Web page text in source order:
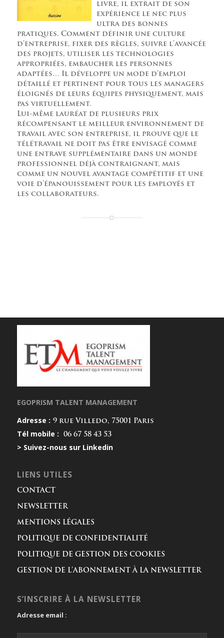
livre, il extrait de son
expérience le nec plus
ultra des bonnes
pratiques. Comment définir une culture
d’entreprise, fixer des règles, suivre l’avancée
des projets, utiliser les technologies
appropriées, embaucher les personnes
adaptées… Il développe un mode d’emploi
détaillé et pertinent pour tous les managers
éloignés de leurs équipes physiquement, mais
pas virtuellement.
Lui-même lauréat de plusieurs prix
récompensant le meilleur environnement de
travail avec son entreprise, il prouve que le
télétravail ne doit pas être envisagé comme
une entrave supplémentaire dans un monde
professionnel déjà contraignant, mais
comme un nouvel avantage compétitif et une
voie d’épanouissement pour les employés et
les collaborateurs.
EGOPRISM TALENT MANAGEMENT
Adresse : 9 rue Villedo, 75001 Paris
Tél mobile : 06 67 58 43 53
> Suivez-nous sur Linkedin
LIENS UTILES
CONTACT
NEWSLETTER
MENTIONS LÉGALES
POLITIQUE DE CONFIDENTIALITÉ
POLITIQUE DE GESTION DES COOKIES
GESTION DE L’ABONNEMENT À LA NEWSLETTER
S’INSCRIRE À LA NEWSLETTER
Adresse email :